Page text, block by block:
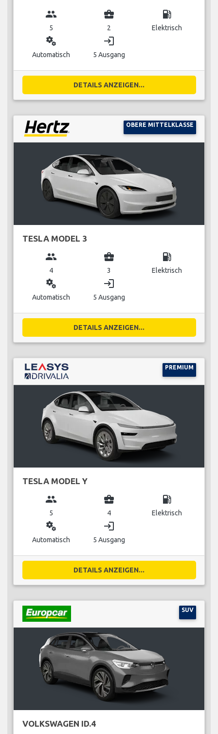
group
5
business_center
2
local_gas_station
Elektrisch
miscellaneous_services
Automatisch
login
5 Ausgang
DETAILS ANZEIGEN...
OBERE MITTELKLASSE
TESLA MODEL 3
group
4
business_center
3
local_gas_station
Elektrisch
miscellaneous_services
Automatisch
login
5 Ausgang
DETAILS ANZEIGEN...
PREMIUM
TESLA MODEL Y
group
5
business_center
4
local_gas_station
Elektrisch
miscellaneous_services
Automatisch
login
5 Ausgang
DETAILS ANZEIGEN...
SUV
VOLKSWAGEN ID.4